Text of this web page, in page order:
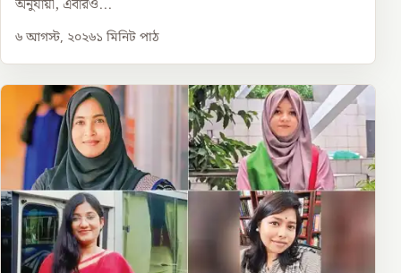
অনুযায়ী, এবারও...
৬ আগস্ট, ২০২৬১ মিনিট পাঠ